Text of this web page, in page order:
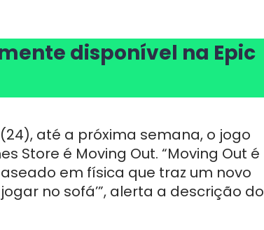
disponível na Epic
até a próxima semana, o jogo
Store é Moving Out. “Moving Out é
em física que traz um novo
no sofá’”, alerta a descrição do